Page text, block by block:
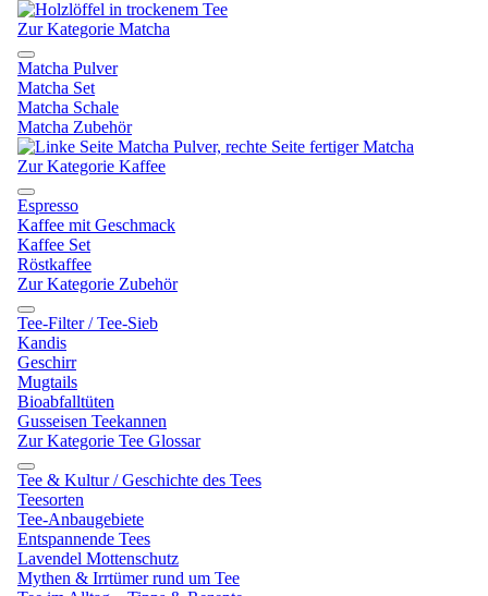
Zur Kategorie Matcha
Matcha Pulver
Matcha Set
Matcha Schale
Matcha Zubehör
Zur Kategorie Kaffee
Espresso
Kaffee mit Geschmack
Kaffee Set
Röstkaffee
Zur Kategorie Zubehör
Tee-Filter / Tee-Sieb
Kandis
Geschirr
Mugtails
Bioabfalltüten
Gusseisen Teekannen
Zur Kategorie Tee Glossar
Tee & Kultur / Geschichte des Tees
Teesorten
Tee-Anbaugebiete
Entspannende Tees
Lavendel Mottenschutz
Mythen & Irrtümer rund um Tee